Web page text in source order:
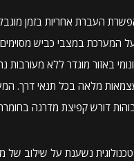
3 מאפשרת העברת אחריות בזמן
מלאה בכל תנאי דרך.
דורש קפיצת מדרגה
נשענת על שילוב של